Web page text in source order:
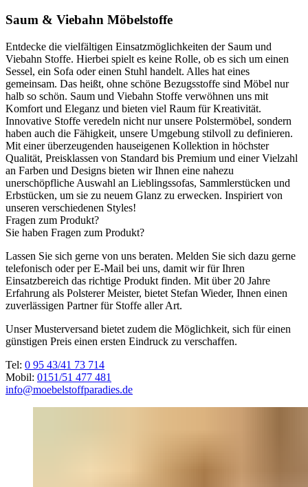
Saum & Viebahn Möbelstoffe
Entdecke die vielfältigen Einsatzmöglichkeiten der Saum und
Viebahn Stoffe. Hierbei spielt es keine Rolle, ob es sich um einen
Sessel, ein Sofa oder einen Stuhl handelt. Alles hat eines
gemeinsam. Das heißt, ohne schöne Bezugsstoffe sind Möbel nur
halb so schön. Saum und Viebahn Stoffe verwöhnen uns mit
Komfort und Eleganz und bieten viel Raum für Kreativität.
Innovative Stoffe veredeln nicht nur unsere Polstermöbel, sondern
haben auch die Fähigkeit, unsere Umgebung stilvoll zu definieren.
Mit einer überzeugenden hauseigenen Kollektion in höchster
Qualität, Preisklassen von Standard bis Premium und einer Vielzahl
an Farben und Designs bieten wir Ihnen eine nahezu
unerschöpfliche Auswahl an Lieblingssofas, Sammlerstücken und
Erbstücken, um sie zu neuem Glanz zu erwecken. Inspiriert von
unseren verschiedenen Styles!
Fragen zum Produkt?
Sie haben Fragen zum Produkt?
Lassen Sie sich gerne von uns beraten. Melden Sie sich dazu gerne
telefonisch oder per E-Mail bei uns, damit wir für Ihren
Einsatzbereich das richtige Produkt finden. Mit über 20 Jahre
Erfahrung als Polsterer Meister, bietet Stefan Wieder, Ihnen einen
zuverlässigen Partner für Stoffe aller Art.
Unser Musterversand bietet zudem die Möglichkeit, sich für einen
günstigen Preis einen ersten Eindruck zu verschaffen.
Tel: 0 95 43/41 73 714
Mobil: 0151/51 477 481
info@moebelstoffparadies.de